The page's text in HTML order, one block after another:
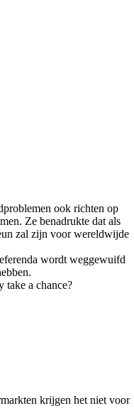
ook richten op
Ze benadrukte dat als
zal zijn voor wereldwijde
wordt weggewuifd
a chance?
krijgen het niet voor